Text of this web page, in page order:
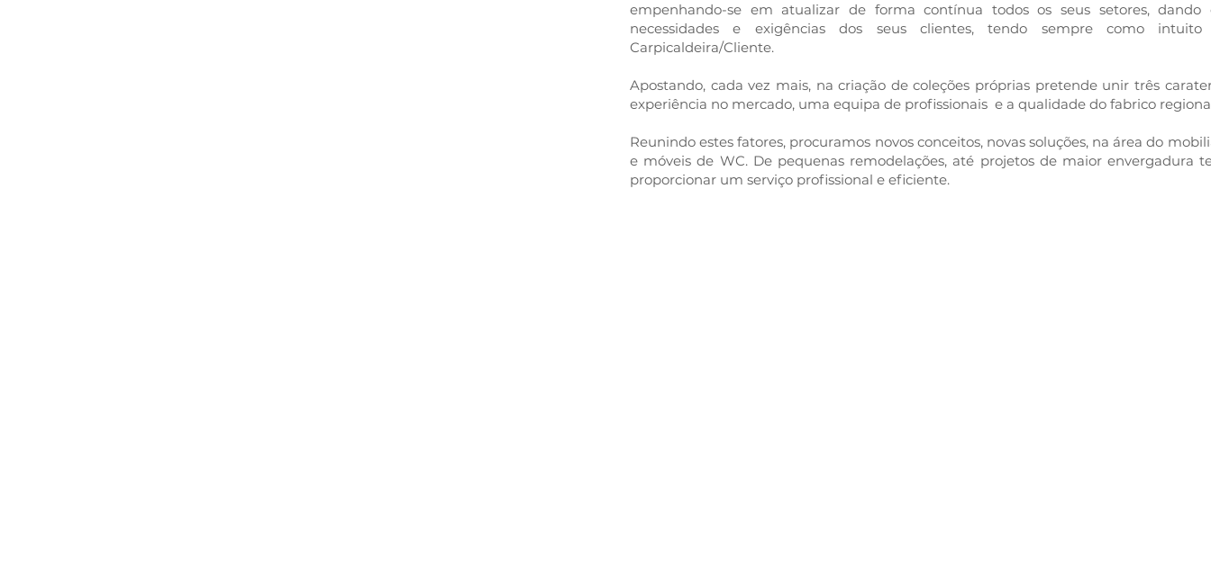
empenhando-se em atualizar de forma contínua todos os seus setores, dando
necessidades e exigências dos seus clientes, tendo sempre como
Carpicaldeira/Cliente.
Apostando, cada vez mais, na criação de coleções próprias pretende unir três
experiência no mercado, uma equipa de profissionais e a qualidade do fabrico
Reunindo estes fatores, procuramos novos conceitos, novas soluções, na área do
e móveis de WC. De pequenas remodelações, até projetos de maior envergadura
proporcionar um serviço profissional e eficiente.